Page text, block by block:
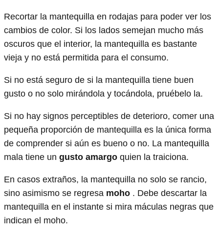
Recortar la mantequilla en rodajas para poder ver los
cambios de color. Si los lados semejan mucho más
oscuros que el interior, la mantequilla es bastante
vieja y no está permitida para el consumo.
Si no está seguro de si la mantequilla tiene buen
gusto o no solo mirándola y tocándola, pruébelo la.
Si no hay signos perceptibles de deterioro, comer una
pequeña proporción de mantequilla es la única forma
de comprender si aún es bueno o no. La mantequilla
mala tiene un gusto amargo quien la traiciona.
En casos extraños, la mantequilla no solo se rancio,
sino asimismo se regresa moho . Debe descartar la
mantequilla en el instante si mira máculas negras que
indican el moho.